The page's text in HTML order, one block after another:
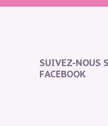
SUIVEZ-NOUS
FACEBOOK